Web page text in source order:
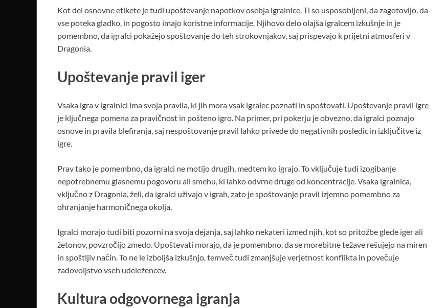
Kot del osnovne etikete je tudi upoštevanje napotkov osebja igralnice. Ti so usposobljeni, da zagotovijo, da
vse poteka gladko, in pogosto imajo koristne informacije. Njihovo delo olajša igralcem izkušnje in je
pomembno, da igralci pokažejo spoštovanje do teh strokovnjakov, saj prispevajo k prijetni atmosferi v
Dragonia.
Upoštevanje pravil iger
Vsaka igra v igralnici ima svoja pravila, ki jih mora vsak igralec poznati in spoštovati. Upoštevanje pravil igre
je ključnega pomena za pravičnost in pošteno igro. Na primer, pri pokerju je obvezno, da igralci poznajo
osnove in pravila blefiranja, saj nespoštovanje pravil lahko privede do negativnih posledic in izključitve iz
igre.
Prav tako je pomembno, da igralci ne motijo drugih, medtem ko igrajo. To vključuje tudi izogibanje
nepotrebnemu glasnemu pogovoru ali smehu, ki lahko odvrne druge od koncentracije. Vsaka igralnica,
vključno z Dragonia, želi, da igralci uživajo v igrah, zato je spoštovanje pravil izjemno pomembno za
ohranjanje harmoničnega okolja.
Igralci morajo tudi biti pozorni na svoja dejanja, saj lahko nekateri izmed njih, kot so pritožbe glede iger ali
žetonov, povzročijo zmedo. Upoštevati morajo, da je pomembno, da se morebitne težave rešujejo na miren
in spoštljiv način. To ne le izboljša izkušnjo, temveč tudi zmanjšuje verjetnost konflikta in povečuje
zadovoljstvo vseh udeležencev.
Kultura odgovornega igranja